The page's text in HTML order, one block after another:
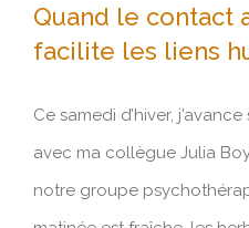
Quand le
facilite les
Quand le contact
facilite les liens
Ce samedi d’hiver,
avec ma collègue Julia
notre groupe